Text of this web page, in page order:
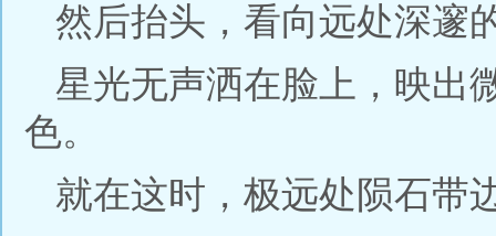
然后抬头，看向远处深邃
星光无声洒在脸上，映出
色。
就在这时，极远处陨石带